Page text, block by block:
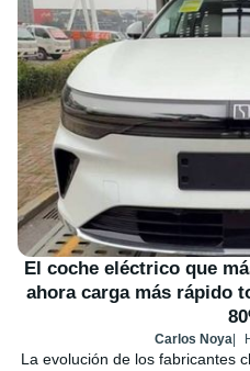
El coche eléctrico que
ahora carga más rápido
Carlos Noya
La evolución de los fabricantes